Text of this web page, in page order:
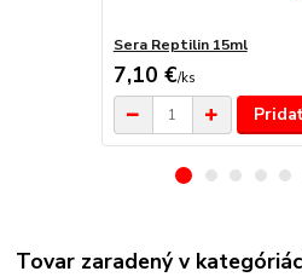
Sera Reptilin 15ml
7,10 €/ks
Tovar zaradený v